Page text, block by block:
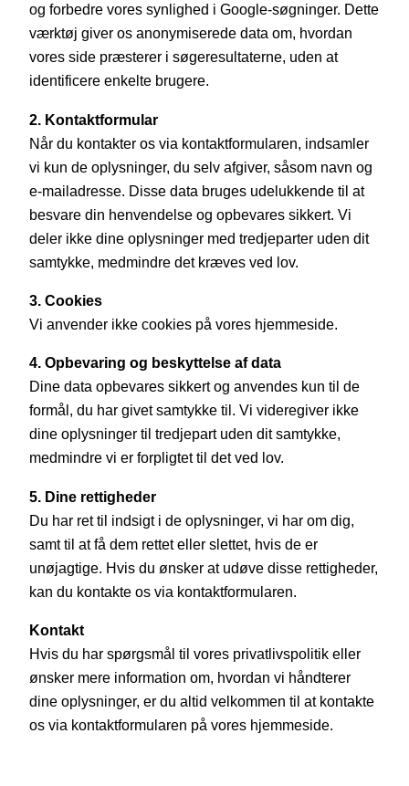
og forbedre vores synlighed i Google-søgninger. Dette
værktøj giver os anonymiserede data om, hvordan
vores side præsterer i søgeresultaterne, uden at
identificere enkelte brugere.
2. Kontaktformular
Når du kontakter os via kontaktformularen, indsamler
vi kun de oplysninger, du selv afgiver, såsom navn og
e-mailadresse. Disse data bruges udelukkende til at
besvare din henvendelse og opbevares sikkert. Vi
deler ikke dine oplysninger med tredjeparter uden dit
samtykke, medmindre det kræves ved lov.
3. Cookies
Vi anvender ikke cookies på vores hjemmeside.
4. Opbevaring og beskyttelse af data
Dine data opbevares sikkert og anvendes kun til de
formål, du har givet samtykke til. Vi videregiver ikke
dine oplysninger til tredjepart uden dit samtykke,
medmindre vi er forpligtet til det ved lov.
5. Dine rettigheder
Du har ret til indsigt i de oplysninger, vi har om dig,
samt til at få dem rettet eller slettet, hvis de er
unøjagtige. Hvis du ønsker at udøve disse rettigheder,
kan du kontakte os via kontaktformularen.
Kontakt
Hvis du har spørgsmål til vores privatlivspolitik eller
ønsker mere information om, hvordan vi håndterer
dine oplysninger, er du altid velkommen til at kontakte
os via kontaktformularen på vores hjemmeside.